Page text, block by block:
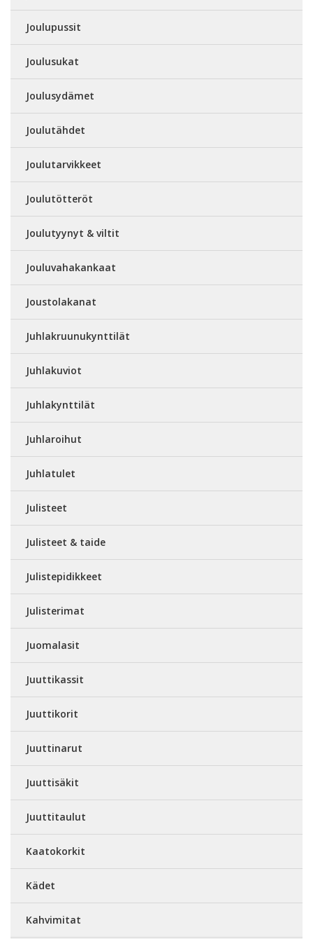
Joulupussit
Joulusukat
Joulusydämet
Joulutähdet
Joulutarvikkeet
Joulutötteröt
Joulutyynyt & viltit
Jouluvahakankaat
Joustolakanat
Juhlakruunukynttilät
Juhlakuviot
Juhlakynttilät
Juhlaroihut
Juhlatulet
Julisteet
Julisteet & taide
Julistepidikkeet
Julisterimat
Juomalasit
Juuttikassit
Juuttikorit
Juuttinarut
Juuttisäkit
Juuttitaulut
Kaatokorkit
Kädet
Kahvimitat